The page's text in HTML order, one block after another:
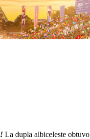
La dupla albiceleste